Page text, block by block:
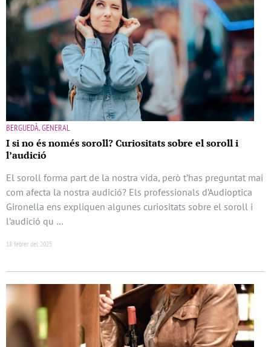
BERGUEDÀ, GENERAL
I si no és només soroll? Curiositats sobre el soroll i
l’audició
El soroll forma part de la nostra vida, però t’has preguntat mai
com afecta la nostra audició? Els professionals d’Audioptica
Gironella ens expliquen algunes curiositats sobre el soroll i
l’audició qu …
18 febrer del 2025